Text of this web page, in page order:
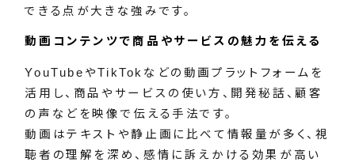
できる点が大きな強みです。
動画コンテンツで商品やサービスの魅力を伝える
YouTubeやTikTokなどの動画プラットフォームを
活用し、商品やサービスの使い方、開発秘話、顧客
の声などを映像で伝える手法です。
動画はテキストや静止画に比べて情報量が多く、視
聴者の理解を深め、感情に訴えかける効果が高い